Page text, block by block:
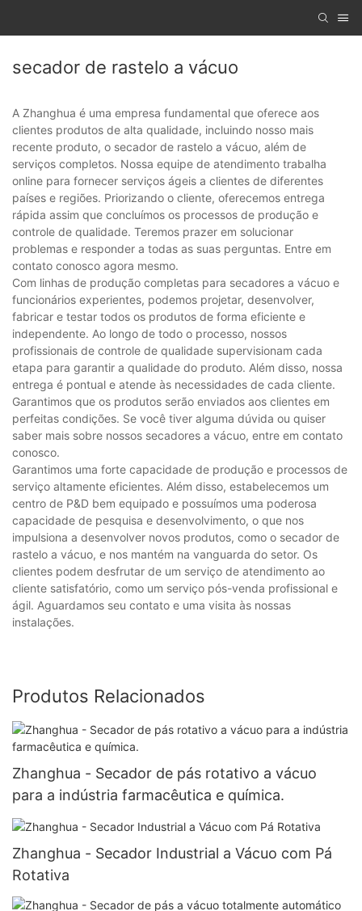
secador de rastelo a vácuo
A Zhanghua é uma empresa fundamental que oferece aos
clientes produtos de alta qualidade, incluindo nosso mais
recente produto, o secador de rastelo a vácuo, além de
serviços completos. Nossa equipe de atendimento trabalha
online para fornecer serviços ágeis a clientes de diferentes
países e regiões. Priorizando o cliente, oferecemos entrega
rápida assim que concluímos os processos de produção e
controle de qualidade. Teremos prazer em solucionar
problemas e responder a todas as suas perguntas. Entre em
contato conosco agora mesmo.
Com linhas de produção completas para secadores a vácuo e
funcionários experientes, podemos projetar, desenvolver,
fabricar e testar todos os produtos de forma eficiente e
independente. Ao longo de todo o processo, nossos
profissionais de controle de qualidade supervisionam cada
etapa para garantir a qualidade do produto. Além disso, nossa
entrega é pontual e atende às necessidades de cada cliente.
Garantimos que os produtos serão enviados aos clientes em
perfeitas condições. Se você tiver alguma dúvida ou quiser
saber mais sobre nossos secadores a vácuo, entre em contato
conosco.
Garantimos uma forte capacidade de produção e processos de
serviço altamente eficientes. Além disso, estabelecemos um
centro de P&D bem equipado e possuímos uma poderosa
capacidade de pesquisa e desenvolvimento, o que nos
impulsiona a desenvolver novos produtos, como o secador de
rastelo a vácuo, e nos mantém na vanguarda do setor. Os
clientes podem desfrutar de um serviço de atendimento ao
cliente satisfatório, como um serviço pós-venda profissional e
ágil. Aguardamos seu contato e uma visita às nossas
instalações.
Produtos Relacionados
Zhanghua - Secador de pás rotativo a vácuo
para a indústria farmacêutica e química.
Zhanghua - Secador Industrial a Vácuo com Pá
Rotativa